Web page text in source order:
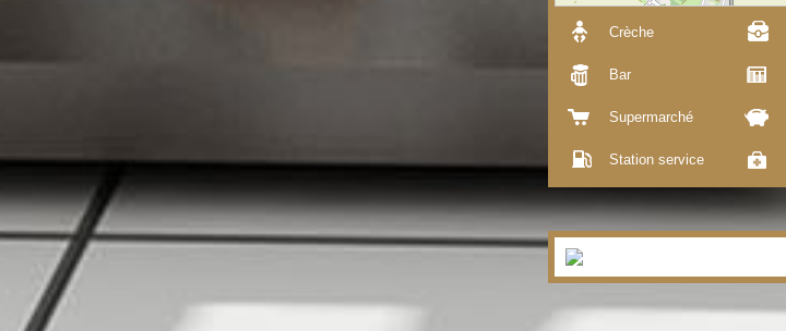
Crèche
Bar
Supermarché
Station service